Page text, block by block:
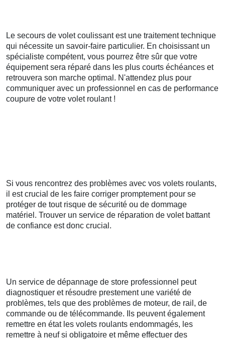
Le secours de volet coulissant est une traitement technique
qui nécessite un savoir-faire particulier. En choisissant un
spécialiste compétent, vous pourrez être sûr que votre
équipement sera réparé dans les plus courts échéances et
retrouvera son marche optimal. N'attendez plus pour
communiquer avec un professionnel en cas de performance
coupure de votre volet roulant !
Si vous rencontrez des problèmes avec vos volets roulants,
il est crucial de les faire corriger promptement pour se
protéger de tout risque de sécurité ou de dommage
matériel. Trouver un service de réparation de volet battant
de confiance est donc crucial.
Un service de dépannage de store professionnel peut
diagnostiquer et résoudre prestement une variété de
problèmes, tels que des problèmes de moteur, de rail, de
commande ou de télécommande. Ils peuvent également
remettre en état les volets roulants endommagés, les
remettre à neuf si obligatoire et même effectuer des